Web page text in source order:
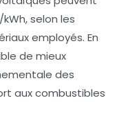
selon les
employés. En
de mieux
des
aux combustibles